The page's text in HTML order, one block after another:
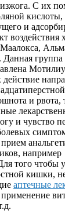
С их
кислоты,
и
воздействия
Данная
действие
и рвота,
и чувство
например
того чтобы
кишки,
аптечные
применение